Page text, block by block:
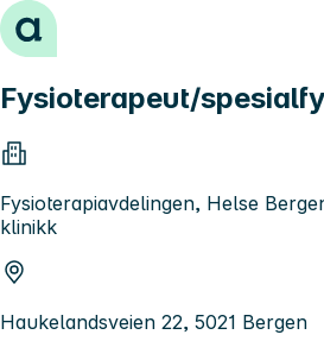
Hopp til innhold
Fysioterapeut/
Fysioterapiavdelingen, Helse
klinikk
Haukelandsveien 22, 5021 Bergen